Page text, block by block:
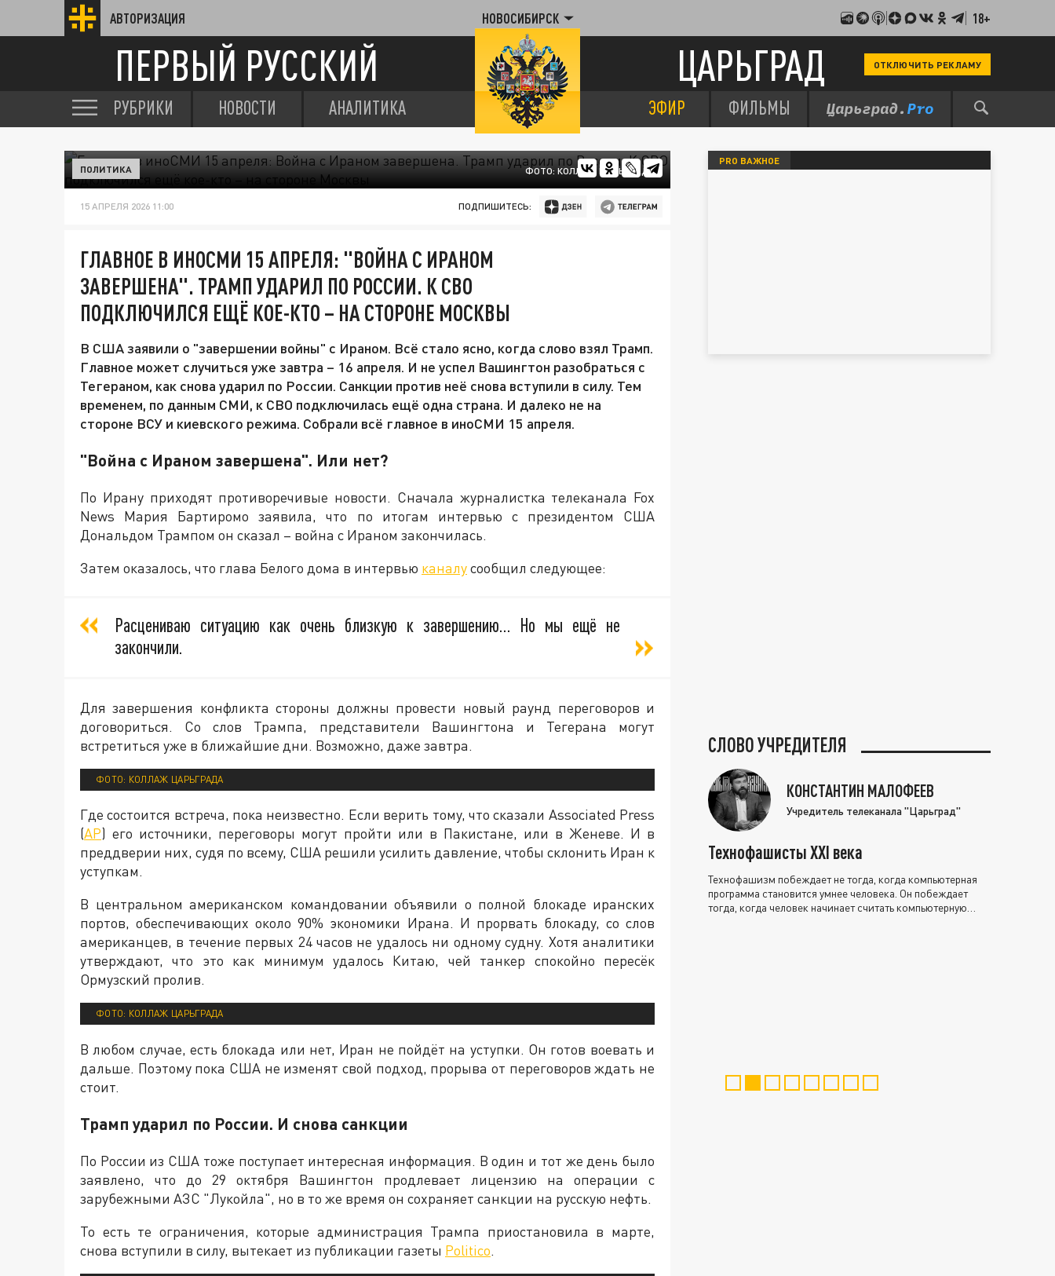
АВТОРИЗАЦИЯ НОВОСИБИРСК 18+
ПЕРВЫЙ РУССКИЙ ЦАРЬГРАД ОТКЛЮЧИТЬ РЕКЛАМУ
РУБРИКИ НОВОСТИ АНАЛИТИКА ЭФИР ФИЛЬМЫ
ФОТО: КОЛЛАЖ ЦАРЬГРАДА
ПОЛИТИКА
15 АПРЕЛЯ 2026 11:00 ПОДПИШИТЕСЬ:
ГЛАВНОЕ В ИНОСМИ 15 АПРЕЛЯ: "ВОЙНА С ИРАНОМ
ЗАВЕРШЕНА". ТРАМП УДАРИЛ ПО РОССИИ. К СВО
ПОДКЛЮЧИЛСЯ ЕЩЁ КОЕ-КТО – НА СТОРОНЕ МОСКВЫ
В США заявили о "завершении войны" с Ираном. Всё стало ясно, когда слово взял Трамп.
Главное может случиться уже завтра – 16 апреля. И не успел Вашингтон разобраться с
Тегераном, как снова ударил по России. Санкции против неё снова вступили в силу. Тем
временем, по данным СМИ, к СВО подключилась ещё одна страна. И далеко не на
стороне ВСУ и киевского режима. Собрали всё главное в иноСМИ 15 апреля.
"Война с Ираном завершена". Или нет?
По Ирану приходят противоречивые новости. Сначала журналистка телеканала Fox
News Мария Бартиромо заявила, что по итогам интервью с президентом США
Дональдом Трампом он сказал – война с Ираном закончилась.
Затем оказалось, что глава Белого дома в интервью каналусообщил следующее:
Расцениваю ситуацию как очень близкую к завершению… Но мы ещё не
закончили.
Для завершения конфликта стороны должны провести новый раунд переговоров и
договориться. Со слов Трампа, представители Вашингтона и Тегерана могут
встретиться уже в ближайшие дни. Возможно, даже завтра.
ФОТО: КОЛЛАЖ ЦАРЬГРАДА
Где состоится встреча, пока неизвестно. Если верить тому, что сказали Associated Press
(AP) его источники, переговоры могут пройти или в Пакистане, или в Женеве. И в
преддверии них, судя по всему, США решили усилить давление, чтобы склонить Иран к
уступкам.
В центральном американском командовании объявили о полной блокаде иранских
портов, обеспечивающих около 90% экономики Ирана. И прорвать блокаду, со слов
американцев, в течение первых 24 часов не удалось ни одному судну. Хотя аналитики
утверждают, что это как минимум удалось Китаю, чей танкер спокойно пересёк
Ормузский пролив.
ФОТО: КОЛЛАЖ ЦАРЬГРАДА
В любом случае, есть блокада или нет, Иран не пойдёт на уступки. Он готов воевать и
дальше. Поэтому пока США не изменят свой подход, прорыва от переговоров ждать не
стоит.
Трамп ударил по России. И снова санкции
По России из США тоже поступает интересная информация. В один и тот же день было
заявлено, что до 29 октября Вашингтон продлевает лицензию на операции с
зарубежными АЗС "Лукойла", но в то же время он сохраняет санкции на русскую нефть.
То есть те ограничения, которые администрация Трампа приостановила в марте,
снова вступили в силу, вытекает из публикации газеты Politico.
PRO ВАЖНОЕ
СЛОВО УЧРЕДИТЕЛЯ
КОНСТАНТИН МАЛОФЕЕВ
Учредитель телеканала "Царьград"
Технофашисты XXI века
Технофашизм побеждает не тогда, когда компьютерная
программа становится умнее человека. Он побеждает
тогда, когда человек начинает считать компьютерную